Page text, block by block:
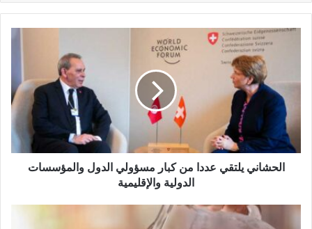
الحشاني يلتقي عددا من كبار مسؤولي الدول والمؤسسات
الدولية والإقليمية